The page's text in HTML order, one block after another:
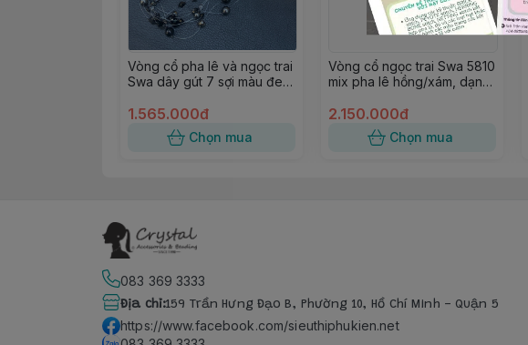
Vòng cổ pha lê và ngọc trai
Swa dây gút 7 sợi màu đen
1.565.000đ
Chọn mua
Vòng cổ ngọc trai Swa 5810
mix pha lê hồng/xám, dạng
2.150.000đ
Chọn mua
083 369 3333
Địa chỉ:159 Trần Hưng Đạo B, Phường 10, Hồ Chí Minh - Quận 5
https://www.facebook.com/sieuthiphukien.net